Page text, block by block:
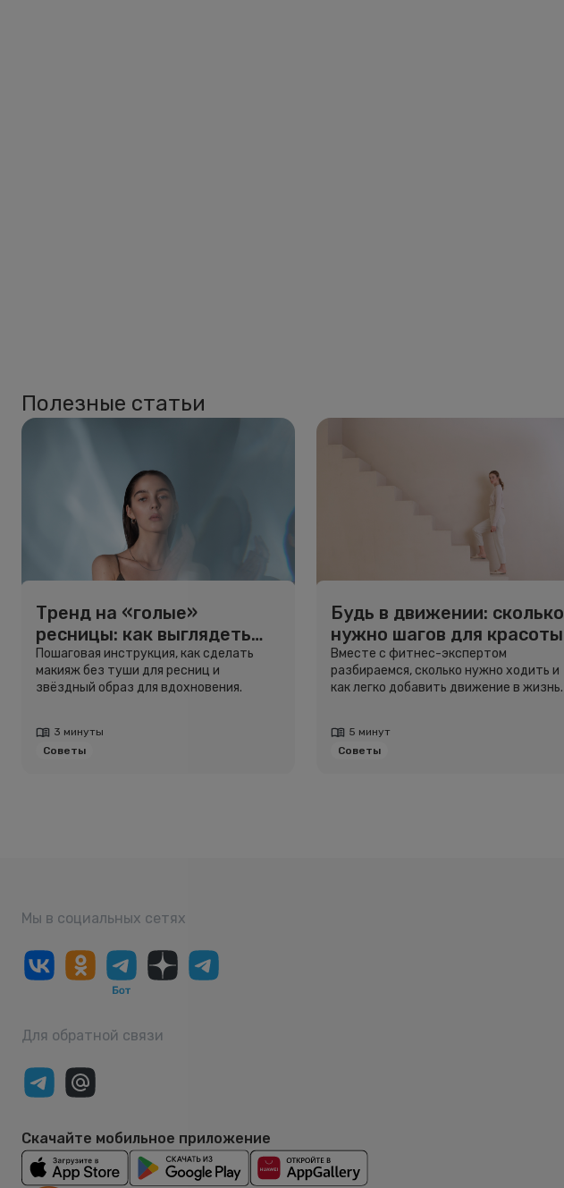
Полезные статьи
Тренд на «голые»
ресницы: как выглядеть
свежо, не используя тушь
Пошаговая инструкция, как сделать
макияж без туши для ресниц и
звёздный образ для вдохновения.
3 минуты
Советы
Будь в движении: сколько
нужно шагов для красоты
и здоровья
Вместе с фитнес-экспертом
разбираемся, сколько нужно ходить и
как легко добавить движение в жизнь.
5 минут
Советы
Мы в социальных сетях
Для обратной связи
Скачайте мобильное приложение